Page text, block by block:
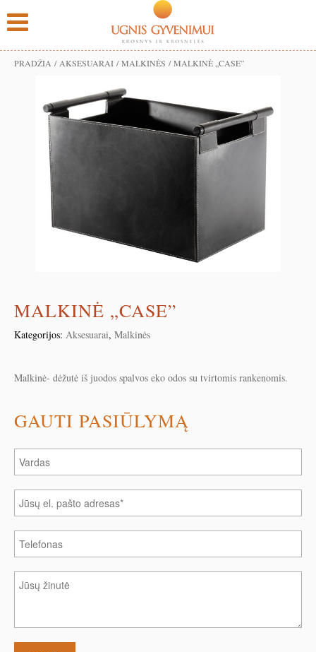
PRADŽIA / AKSESUARAI /MALKINĖS / MALKINĖ „CASE”
MALKINĖ „CASE”
Kategorijos: Aksesuarai, Malkinės
Malkinė- dėžutė iš juodos spalvos eko odos su tvirtomis rankenomis.
GAUTI PASIŪLYMĄ